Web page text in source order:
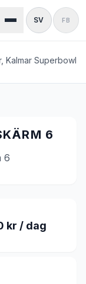
SV FB
Kalmar Superbowl
6
6
kr / dag